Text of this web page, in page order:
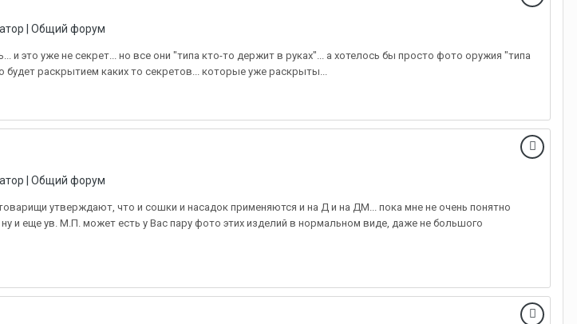
| Общий форум
и это уже не секрет... но все они "типа кто-то держит в руках"... а хотелось бы просто фото оружия "типа
будет раскрытием каких то секретов... которые уже раскрыты...
| Общий форум
утверждают, что и сошки и насадок применяются и на Д и на ДМ... пока мне не очень понятно
и еще ув. М.П. может есть у Вас пару фото этих изделий в нормальном виде, даже не большого